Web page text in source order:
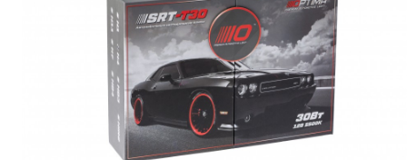
LED (диодные)
Цветовая температура5500 K
Рабочее напряжение12V